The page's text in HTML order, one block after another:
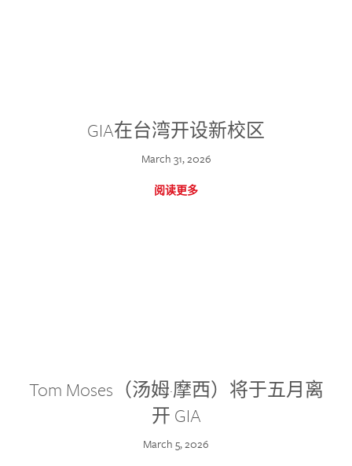
GIA在台湾开设新校区
March 31, 2026
阅读更多
Tom Moses（汤姆·摩西）将于五月离
开 GIA
March 5, 2026